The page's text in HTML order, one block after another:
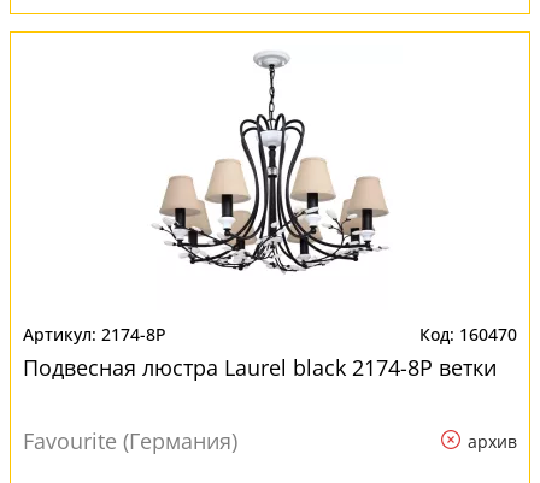
2174-8P 160470
Подвесная люстра Laurel black 2174-8P ветки
Favourite (Германия) архив